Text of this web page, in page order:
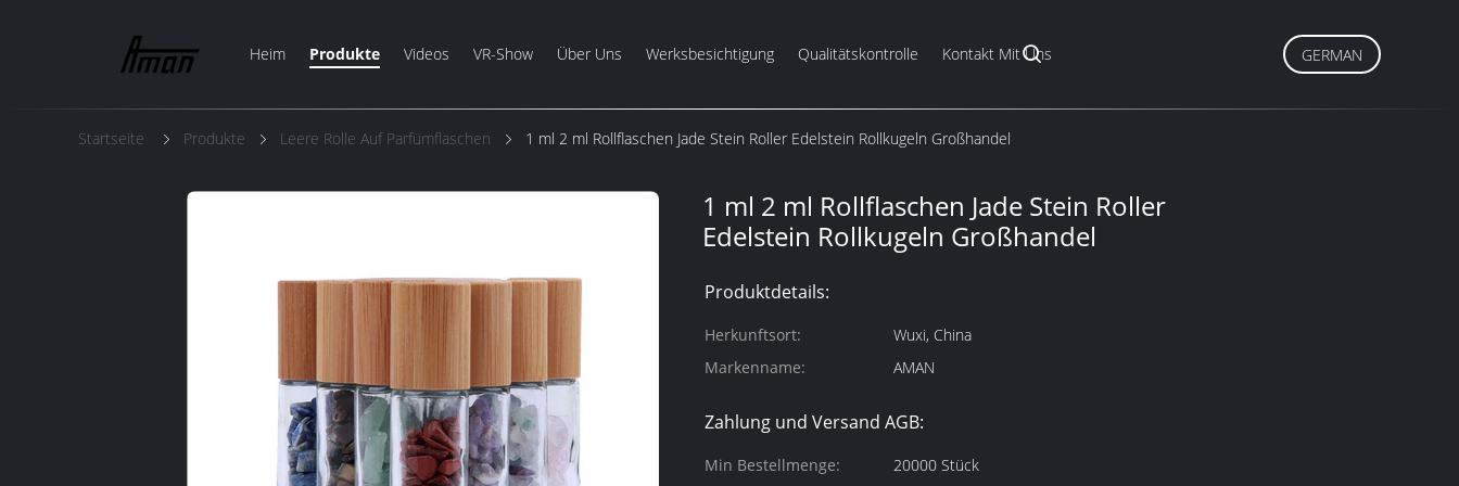
Heim Produkte Videos VR-Show Über Uns Werksbesichtigung Qualitätskontrolle Kontakt Mit Uns GERMAN
Startseite Produkte Leere Rolle Auf Parfümflaschen 1 ml 2 ml Rollflaschen Jade Stein Roller Edelstein Rollkugeln Großhandel
1 ml 2 ml Rollflaschen Jade Stein Roller
Edelstein Rollkugeln Großhandel
Produktdetails:
Herkunftsort:
Wuxi, China
Markenname:
AMAN
Zahlung und Versand AGB:
Min Bestellmenge:
20000 Stück